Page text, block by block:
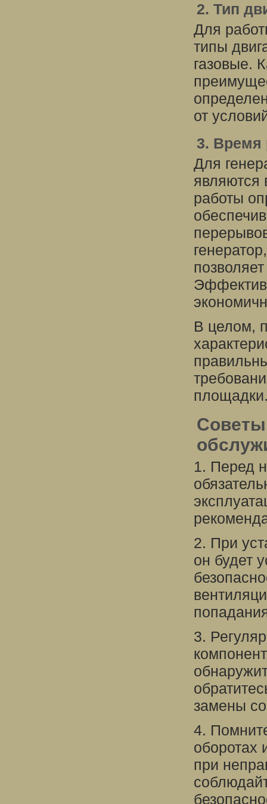
2. Тип
Для
типы
газовые.
от
3. Время
Для
являются
работы
В целом,
Советы
1. Перед
2. При
он будет
3.
замены
4.
оборотах
при